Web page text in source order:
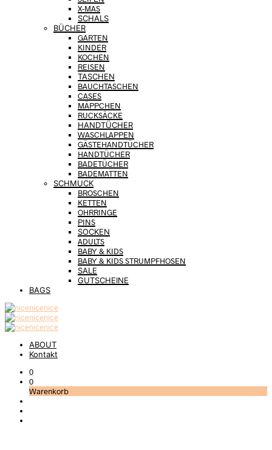
X-MAS
SCHALS
BÜCHER
GARTEN
KINDER
KOCHEN
REISEN
TASCHEN
BAUCHTASCHEN
CASES
MÄPPCHEN
RUCKSÄCKE
HANDTÜCHER
WASCHLAPPEN
GÄSTEHANDTÜCHER
HANDTÜCHER
BADETÜCHER
BADEMATTEN
SCHMUCK
BROSCHEN
KETTEN
OHRRINGE
PINS
SOCKEN
ADULTS
BABY & KIDS
BABY & KIDS STRUMPFHOSEN
SALE
GUTSCHEINE
BAGS
ABOUT
Kontakt
0
0
Warenkorb